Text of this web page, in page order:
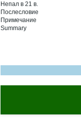
Непал в 21 в.
Послесловие
Примечание
Summary